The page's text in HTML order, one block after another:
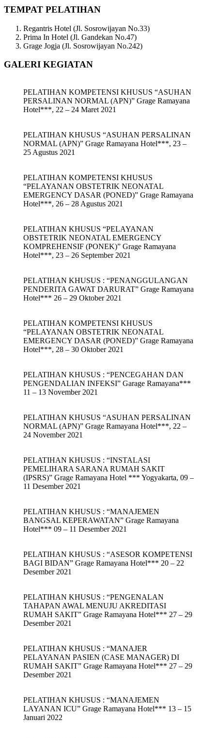
TEMPAT PELATIHAN
Regantris Hotel (Jl. Sosrowijayan No.33)
Prima In Hotel (Jl. Gandekan No.47)
Grage Jogja (Jl. Sosrowijayan No.242)
GALERI KEGIATAN
PELATIHAN KOMPETENSI KHUSUS “ASUHAN
PERSALINAN NORMAL (APN)” Grage Ramayana
Hotel***, 22 – 24 Maret 2021
PELATIHAN KHUSUS “ASUHAN PERSALINAN
NORMAL (APN)” Grage Ramayana Hotel***, 23 –
25 Agustus 2021
PELATIHAN KOMPETENSI KHUSUS
“PELAYANAN OBSTETRIK NEONATAL
EMERGENCY DASAR (PONED)” Grage Ramayana
Hotel***, 26 – 28 Agustus 2021
PELATIHAN KHUSUS “PELAYANAN
OBSTETRIK NEONATAL EMERGENCY
KOMPREHENSIF (PONEK)” Grage Ramayana
Hotel***, 23 – 26 September 2021
PELATIHAN KHUSUS : “PENANGGULANGAN
PENDERITA GAWAT DARURAT” Grage Ramayana
Hotel*** 26 – 29 Oktober 2021
PELATIHAN KOMPETENSI KHUSUS
“PELAYANAN OBSTETRIK NEONATAL
EMERGENCY DASAR (PONED)” Grage Ramayana
Hotel***, 28 – 30 Oktober 2021
PELATIHAN KHUSUS : “PENCEGAHAN DAN
PENGENDALIAN INFEKSI” Garage Ramayana***
11 – 13 November 2021
PELATIHAN KHUSUS “ASUHAN PERSALINAN
NORMAL (APN)” Grage Ramayana Hotel***, 22 –
24 November 2021
PELATIHAN KHUSUS : “INSTALASI
PEMELIHARA SARANA RUMAH SAKIT
(IPSRS)” Grage Ramayana Hotel *** Yogyakarta, 09 –
11 Desember 2021
PELATIHAN KHUSUS : “MANAJEMEN
BANGSAL KEPERAWATAN” Grage Ramayana
Hotel*** 09 – 11 Desember 2021
PELATIHAN KHUSUS : “ASESOR KOMPETENSI
BAGI BIDAN” Grage Ramayana Hotel*** 20 – 22
Desember 2021
PELATIHAN KHUSUS : “PENGENALAN
TAHAPAN AWAL MENUJU AKREDITASI
RUMAH SAKIT” Grage Ramayana Hotel*** 27 – 29
Desember 2021
PELATIHAN KHUSUS : “MANAJER
PELAYANAN PASIEN (CASE MANAGER) DI
RUMAH SAKIT” Grage Ramayana Hotel*** 27 – 29
Desember 2021
PELATIHAN KHUSUS : “MANAJEMEN
LAYANAN ICU” Grage Ramayana Hotel*** 13 – 15
Januari 2022